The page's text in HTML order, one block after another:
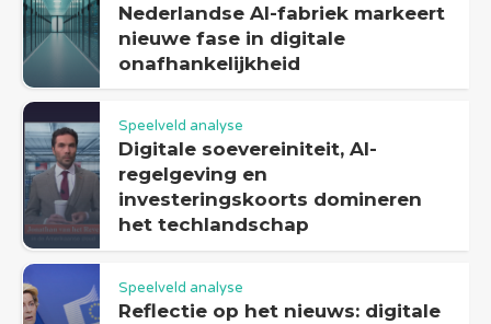
Nederlandse AI-fabriek markeert
nieuwe fase in digitale
onafhankelijkheid
Speelveld analyse
Digitale soevereiniteit, AI-
regelgeving en
investeringskoorts domineren
het techlandschap
Speelveld analyse
Reflectie op het nieuws: digitale